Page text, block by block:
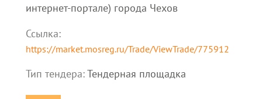
интернет-портале) города Чехов
Ссылка:
https://market.mosreg.ru/Trade/ViewTrade/775912
Тип тендера:Тендерная площадка